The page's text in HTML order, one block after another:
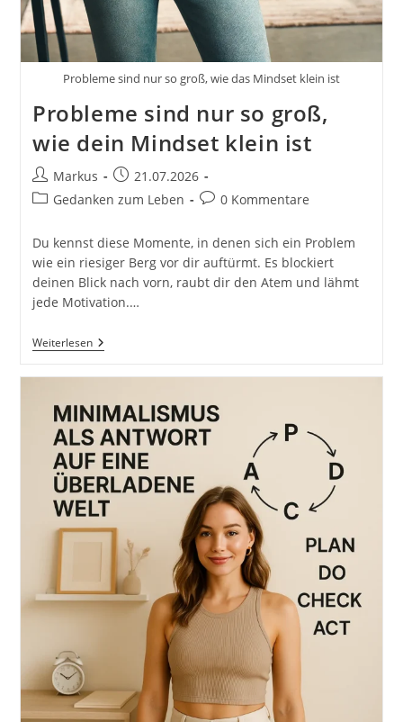
Probleme sind nur so groß, wie das Mindset klein ist
Probleme sind nur so groß,
wie dein Mindset klein ist
Beitrags-
Autor:
Markus
Beitrag
veröffentlicht:
21.07.2026
Beitrags-
Gedanken zum Leben
Beitrags-
0 Kommentare
Du kennst diese Momente, in denen sich ein Problem
wie ein riesiger Berg vor dir auftürmt. Es blockiert
deinen Blick nach vorn, raubt dir den Atem und lähmt
jede Motivation.…
WeiterlesenProbleme
Sind
Wie
Dein
Mindset
Klein
Ist